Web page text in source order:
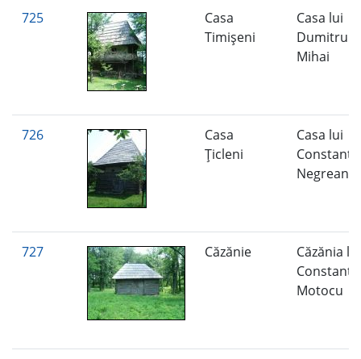
725
Casa
Timişeni
Casa lui
Dumitru
Mihai
726
Casa
Ţicleni
Casa lui
Negreanu
727 Căzănie
Căzănia lui
Motocu